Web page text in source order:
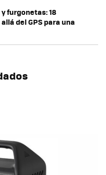
furgonetas: 18
del GPS para una